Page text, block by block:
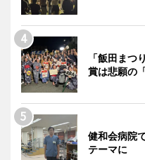
「飯田ま
賞は悲願の
健和会病院
テーマに